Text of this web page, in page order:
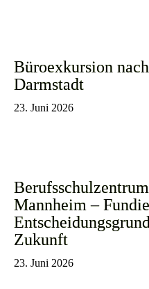
Büroexkursion
Darmstadt
23. Juni 2026
Mannheim –
Zukunft
23. Juni 2026